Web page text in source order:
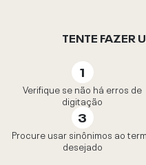
TENTE FAZER
Verifique se não há erros de
digitação
Procure usar sinônimos ao
desejado